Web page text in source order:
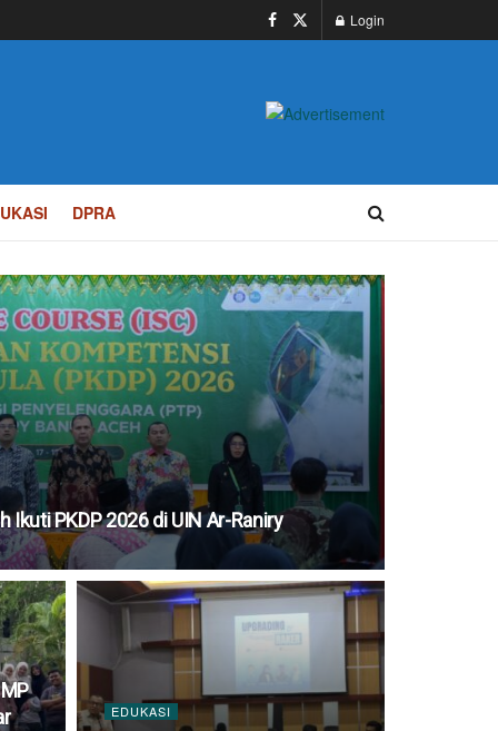
Login
DPRA
Ikuti PKDP 2026 di UIN Ar-Raniry
EDUKASI